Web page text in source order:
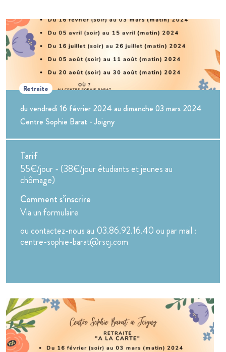
Retraite
du vendredi 16 février 2024 au dimanche 03 mars 2024
Centre Sophie Barat - Joigny
Tarif
55€/jour - (38€/jour étudiants et jeunes au
chômage)
Comment s’inscrire
Via un formulaire
ou contactez-nous au 03.86.92.16.40 ou par mail :
centre-sophie-barat@rscj.com